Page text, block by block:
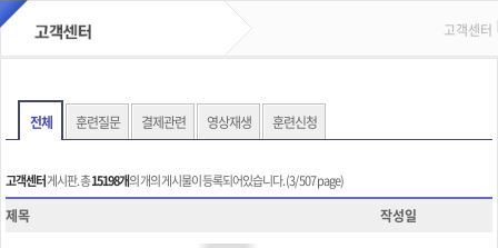
고객센터
전체 훈련질문 결제관련 영상재생 훈련신청
고객센터게시판. 총15198개의 개의 게시물이 등록되어있습니다. (3/ 507 page)
제목 작성일